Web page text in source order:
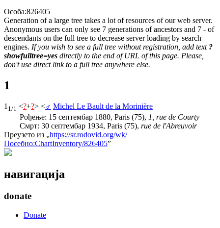
Особа:826405
Generation of a large tree takes a lot of resources of our web server.
Anonymous users can only see 7 generations of ancestors and 7 - of
descendants on the full tree to decrease server loading by search
engines. If you wish to see a full tree without registration, add text ?
showfulltree=yes directly to the end of URL of this page. Please,
don't use direct link to a full tree anywhere else.
1
1 1/1 <?+?> <♂ Michel Le Bault de la Morinière
Рођење: 15 септембар 1880, Paris (75), 1, rue de Courty
Смрт: 30 септембар 1934, Paris (75), rue de l'Abreuvoir
Преузето из „https://sr.rodovid.org/wk/
Посебно:ChartInventory/826405”
навигација
donate
Donate